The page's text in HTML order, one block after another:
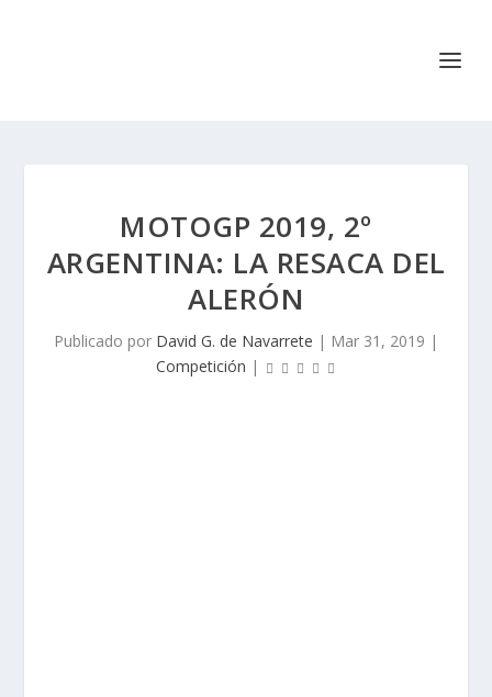
MOTOGP 2019, 2º
ARGENTINA: LA RESACA DEL
ALERÓN
Publicado por David G. de Navarrete | Mar 31, 2019 |
Competición |